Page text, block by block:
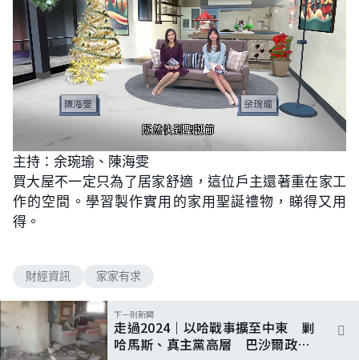
n
m
u
t
o
a
e
d
:
2
主持：余琬瑜、陳海雯
買大屋不一定只為了居家舒適，這位戶主還著重在家工
作的空間。學習製作實用的家用聖誕禮物，睇得又用
得。
財經資訊 家家有求
下一則新聞
走過2024｜以哈戰事擴至中東 剿
哈馬斯、真主黨高層 巴沙爾政權